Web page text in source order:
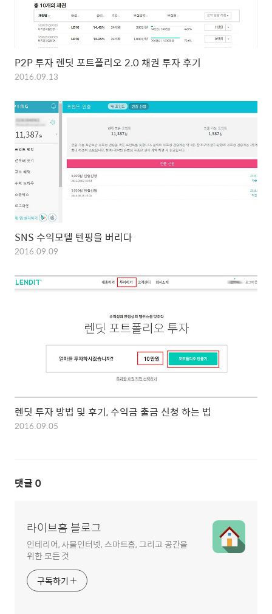
P2P 투자 렌딧 포트폴리오 2.0 채권 투자 후기
2016.09.13
SNS 수익모델 텐핑을 버리다
2016.09.09
렌딧 투자 방법 및 후기, 수익금 출금 신청 하는 법
2016.09.05
댓글 0
라이브홈 블로그
인테리어, 사물인터넷, 스마트홈, 그리고 공간을
위한 모든 것
구독하기